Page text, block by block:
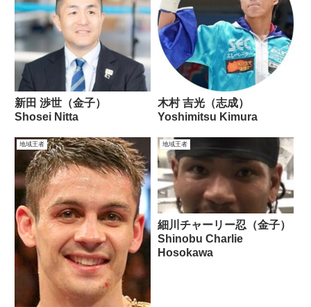
新田 渉世（金子）
Shosei Nitta
木村 吉光（志成）
Yoshimitsu Kimura
地域王者 地域王者
細川チャーリー忍（金子）
Shinobu Charlie
Hosokawa